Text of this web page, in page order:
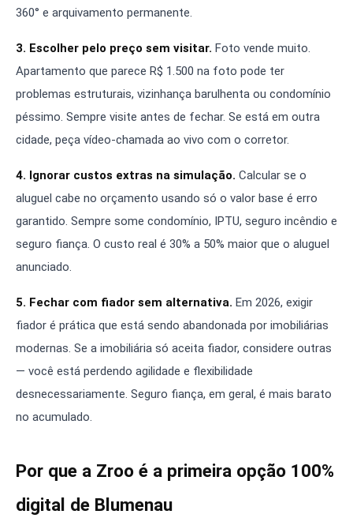
360° e arquivamento permanente.
3. Escolher pelo preço sem visitar. Foto vende muito.
Apartamento que parece R$ 1.500 na foto pode ter
problemas estruturais, vizinhança barulhenta ou condomínio
péssimo. Sempre visite antes de fechar. Se está em outra
cidade, peça vídeo-chamada ao vivo com o corretor.
4. Ignorar custos extras na simulação. Calcular se o
aluguel cabe no orçamento usando só o valor base é erro
garantido. Sempre some condomínio, IPTU, seguro incêndio e
seguro fiança. O custo real é 30% a 50% maior que o aluguel
anunciado.
5. Fechar com fiador sem alternativa. Em 2026, exigir
fiador é prática que está sendo abandonada por imobiliárias
modernas. Se a imobiliária só aceita fiador, considere outras
— você está perdendo agilidade e flexibilidade
desnecessariamente. Seguro fiança, em geral, é mais barato
no acumulado.
Por que a Zroo é a primeira opção 100%
digital de Blumenau